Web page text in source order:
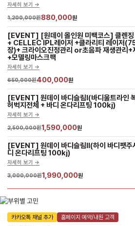
자세히 보기 ->
1,200,000원880,000원
[EVENT] [원데이 올인원 미백코스] 클렌징
+ CELLEC IPL레이저 +클라리티 레이저
장)+ 크라이오진정관리 or초음파 재생관리+
+모델링마스크팩
자세히 보기 ->
650,000원400,000원
[EVENT] 원데이 바디슬림Ⅰ(바디울트라인
허벅지전체 + 바디 온다리프팅 100kj)
자세히 보기 ->
2,500,000원1,590,000원
[EVENT] 원데이 바디슬림Ⅱ(하이 바디팻주
디 온다리프팅 100kj)
자세히 보기 ->
3,000,000원1,990,000원
카카오톡 채널 추가 홈페이지 예약/내원 고객